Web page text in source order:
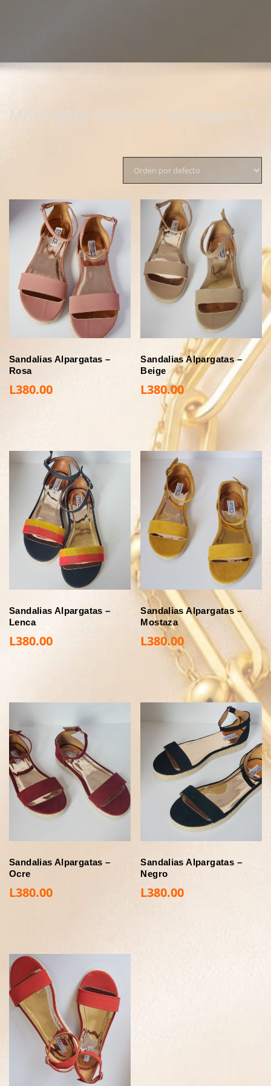
Mostrando todos los resultados 7
Sandalias Alpargatas –
Rosa
L380.00
Sandalias Alpargatas –
Beige
L380.00
Sandalias Alpargatas –
Lenca
L380.00
Sandalias Alpargatas –
Mostaza
L380.00
Sandalias Alpargatas –
Ocre
L380.00
Sandalias Alpargatas –
Negro
L380.00